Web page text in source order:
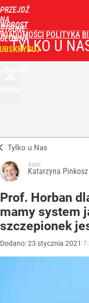
PRZEJDŹ
NA
STRONĘ
GŁÓWNĄ
WPROST
WIADOMOŚCI POLITYKA
TYLKO U
Tylko u Nas
Autor:
Katarzyna Pinkosz
Prof. Horban
mamy system
szczepionek
Dodano:23 stycznia 2021